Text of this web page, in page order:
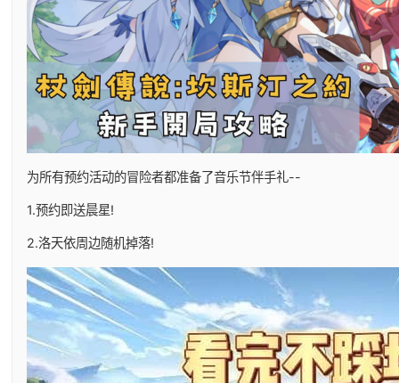
为所有预约活动的冒险者都准备了音乐节伴手礼--
1.预约即送晨星!
2.洛天依周边随机掉落!